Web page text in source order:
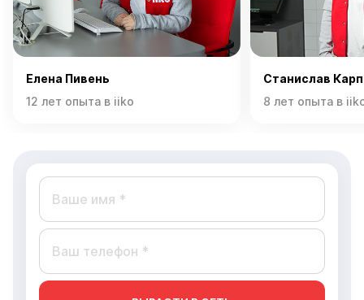
Елена Пивень
12 лет опыта в iiko
Станислав
8 лет опыта в
ВЫРАСТИ В СЕТЬ
Согласен с обработкой моих персональных данных